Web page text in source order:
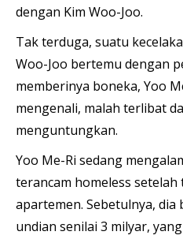
dengan Kim Woo-Joo.
Tak terduga, suatu
Woo-Joo bertemu dengan
memberinya boneka, Yoo
mengenali, malah terlibat
menguntungkan.
Yoo Me-Ri sedang
terancam homeless
apartemen. Sebetulnya, dia
undian senilai 3 milyar,